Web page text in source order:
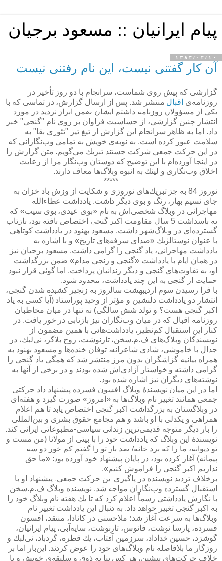
پیام ایرانیان :: مسعود برجیان
۱۳۸۴/۰۲/۱۰
آن كار گفتنی نیست، این نام رفتنی نیست
گزارشی كه پیش روی شماست، سرانجام با دو روز تأخیر در
روزنامه‌ی اقبال منتشر شد. پس از ارسال گزارش، در تماسی كه با
یكی از مسؤولان روزنامه داشتم ایشان ضمن ابراز تردید در مورد
انتشار چنین گزارشی، از حساسیت فراوان بر روی نام "گنجی" خبر
داد. اما به ظاهر سرانجام این گزارش از تیغ تیز "تئوری بقا" به
سلامت عبور كرده است. به نوبه‌ی خویش به تمامی وب‌نگارانی كه
در این حركت جمعی شركت جستند تبریك می‌گویم. متن گزارش را
در اینجا آورده‌ام با این توضیح كه دوستان وب‌نگار مرا از رعایت
اخلاق وب‌نگاری و لینك به انبوه وبلاگ‌ها معاف دارند.
*****
نوروز 84 به جز تبریك‌های نوروزی و شكایت از وزش باد خزان به
جای نسیم بهار، رنگ و بوی دیگر داشت. یادداشت عطاءالله
مهاجرانی در وبلاگ شخصی‌اش به نام «بوی عیدی، بوی سیب» كه
به پاسداشت 5 سال مقاومت اكبر گنجی اختصاص یافته بود، بازتاب
گسترده‌ای در وبلاگ‌شهر داشت. مسعود بهنود در یادداشت كوتاهی
با عنوان نوستالژیك «صدای سرفه‌های تاریخ» و با اشاره به
یادداشت مهاجرانی، یاد گنجی را گرامی داشت. مسعود برجیان نیز
در همان ایام با یادداشت «گنجی و رنجی مدام» ضمن بزرگداشت
او، به تفاوت‌های گنجی و دیگر زندانیان پرداخت. اما گوئی قرار نبود
حمایت از گنجی به این چند یادداشت، محدود شود.
با فرا رسیدن سوم اردیبهشت سالروز به زنجیر كشیده شدن گنجی،
انتشار دو یادداشت دلنشین و مؤثر از وحید پوراستاد (آیا كسی به یاد
اكبر گنجی هست؟ و تولد شش سالگی) نه تنها در میان مخاطبان
روزنامه اقبال كه در میان وب‌نگاران نیز بازتابی در خور یافت. در
كنار این استقبال كم‌نظیر، یادداشت‌هائی با همین مضمون از
نویسندگان وبلاگ‌های ف.م.سخن، تارنوشت، روح بلاگر، نی‌لبك، در
جدال با خاموشی، شادی شاعرانه، توفان خنده‌ها و مسعود بهنود به
همراه بیانیه گزاشگران بدون مرز منتشر شد كه همگی یاد گنجی را
گرامی داشته و خواستار آزادی‌اش شده بودند و در برخی از آنها به
نوشته‌های دیگران نیز اشاره شده بود.
اما در این میان نویسندۀ وبلاگ افسون فسرده پیشنهاد داد حركتی
جمعی همانند تغییر نام وبلاگ‌ها به «امروز» صورت گیرد و هفته‌ای
در وبلاگستان به بزرگداشت اكبر گنجی اختصاص یابد تا هم اعلام
همراهی و یكدلی با او باشد و هم مجامع حقوق بشری و بین‌المللی
را بار دیگر متوجه قدیمی‌ترین زندانی سیاسی-مطبوعاتی ایرانی كند.
نویسندۀ این وبلاگ كه یادداشت خود را با بیتی از مولانا (من مست و
تو دیوانه، ما را كه برد خانه/ صد بار تو را گفتم كم خور دو سه
پیمانه) آغاز كرده بود، در پایان پیشنهاد خود آورده بود: «ما حق
نداریم اكبر گنجی را فراموش كنیم».
برخلاف تردید نویسنده در پاگیری این حركت جمعی، پیشنهاد او با
استقبال گسترده وب‌نگاران مواجه شد. نویسنده وبلاگ ف.م.سخن
با نگارش یادداشتی رسماً اعلام كرد كه تا یك هفته نام وبلاگ خود را
به اكبر گنجی تغییر خواهد داد. به دنبال این یادداشت تغییر نام
وبلاگ‌ها به سرعت آغاز شد؛ ملاحسنی در كانادا، منتقد، افسون
فسرده، پارسا نوشت، فانوس، تارنوشت، سایه‌آبی، پیام ایرانیان،
گوشزد، حسین خداداد، سرزمین آفتاب، یك قطره، گردباد، نی‌لبك و
‌روزگار ما بلافاصله نام وبلاگ‌های خود را عوض كردند. این‌بار اما بر
خلاف حركت‌های پیشین، هر كس بنا به ذوق و سلیقه‌ی خویش و با